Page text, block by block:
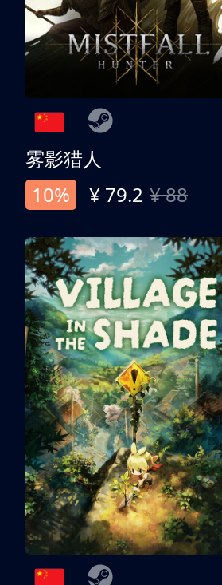
雾影猎人
10%
¥ 79.2 ¥ 88